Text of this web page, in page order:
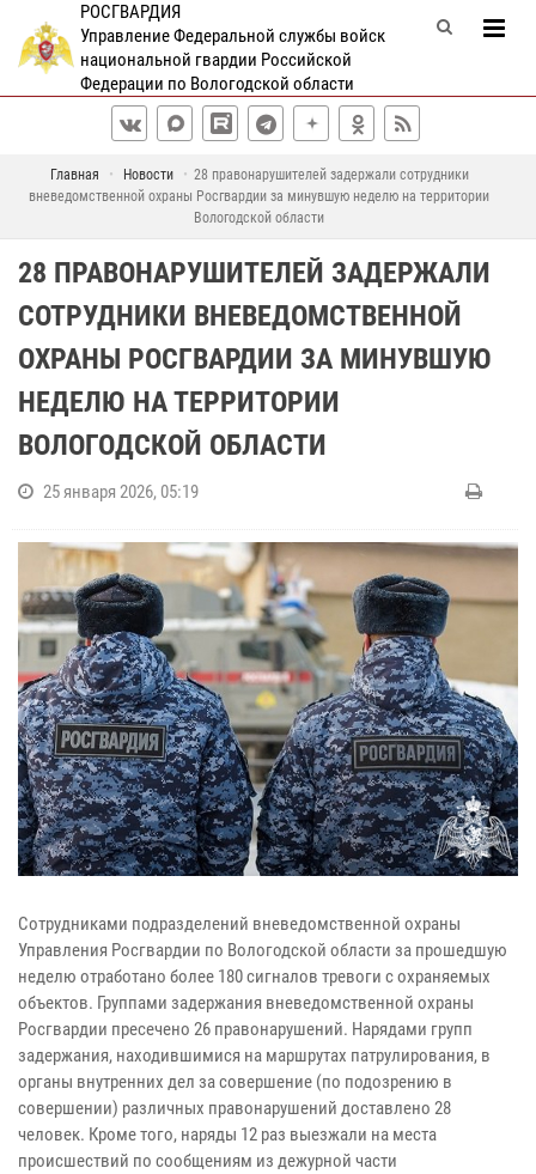
РОСГВАРДИЯ
Управление Федеральной службы войск
национальной гвардии Российской
Федерации по Вологодской области
Главная Новости
28 правонарушителей задержали сотрудники
вневедомственной охраны Росгвардии за минувшую неделю на территории
Вологодской области
28 ПРАВОНАРУШИТЕЛЕЙ ЗАДЕРЖАЛИ
СОТРУДНИКИ ВНЕВЕДОМСТВЕННОЙ
ОХРАНЫ РОСГВАРДИИ ЗА МИНУВШУЮ
НЕДЕЛЮ НА ТЕРРИТОРИИ
ВОЛОГОДСКОЙ ОБЛАСТИ
25 января 2026, 05:19
Сотрудниками подразделений вневедомственной охраны
Управления Росгвардии по Вологодской области за прошедшую
неделю отработано более 180 сигналов тревоги с охраняемых
объектов. Группами задержания вневедомственной охраны
Росгвардии пресечено 26 правонарушений. Нарядами групп
задержания, находившимися на маршрутах патрулирования, в
органы внутренних дел за совершение (по подозрению в
совершении) различных правонарушений доставлено 28
человек. Кроме того, наряды 12 раз выезжали на места
происшествий по сообщениям из дежурной части